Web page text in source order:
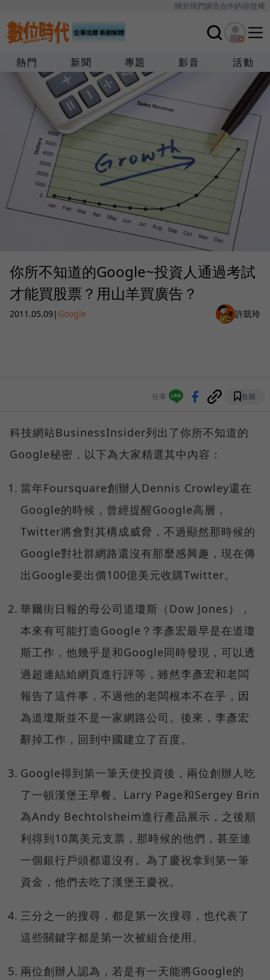
關於我們廣告合作內容授權
熱門 新聞 專題 影音 活動
你所不知道的Google~投資人通過考試
才能買股票？用山羊買廣告？
2011.05.09| Google 許凱玲
分享 收藏
科技網站BusinessInsider列出了你所不知道的
Google秘密，以下為大家精選其中內容：
當年Foursquare創辦人Dennis Crowley還在
Google的時候，曾經提醒Google高層，
Twitter將會對其構成威脅，不過顯然那時候的
Google對社群網路還沒有那麼感興趣，現在傳
出Google要出價100億美元收購Twitter。
華爾街日報的母公司道瓊斯（Dow Jones），
本來有可能打造Google？李彥宏最早是在道瓊
斯工作，他幾乎是和Google同時發現，可以透
過超連結給網頁進行評等，雖然李彥宏和老闆
報告了這件事，不過他的老闆根本不在乎，因
為道瓊斯並不是一家網路公司。後來，李彥宏
辭掉工作，回到中國建立了百度。
Google得到第一筆天使投資後，兩位創辦人吃
了一頓漢堡王早餐。Larry Page和Sergey Brin
為Andy Bechtolsheim進行產品展示，之後順
利得到10萬美元支票，那時候的他們，甚至連
一個銀行戶頭都還沒有。為了慶祝拿到第一筆
資金，他們去吃了漢堡王慶祝。
三分之一的搜尋，都是第一次搜尋，也代表了
這些關鍵字都是第一次被組合使用。
兩位創辦人認為，若是有一天能將Google的